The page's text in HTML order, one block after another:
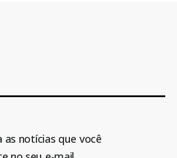
as notícias que você